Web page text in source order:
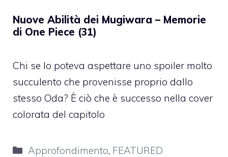
Nuove Abilità dei Mugiwara – Memorie
di One Piece (31)
Chi se lo poteva aspettare uno spoiler molto
succulento che provenisse proprio dallo
stesso Oda? È ciò che è successo nella cover
colorata del capitolo
Categorie
Approfondimento, FEATURED